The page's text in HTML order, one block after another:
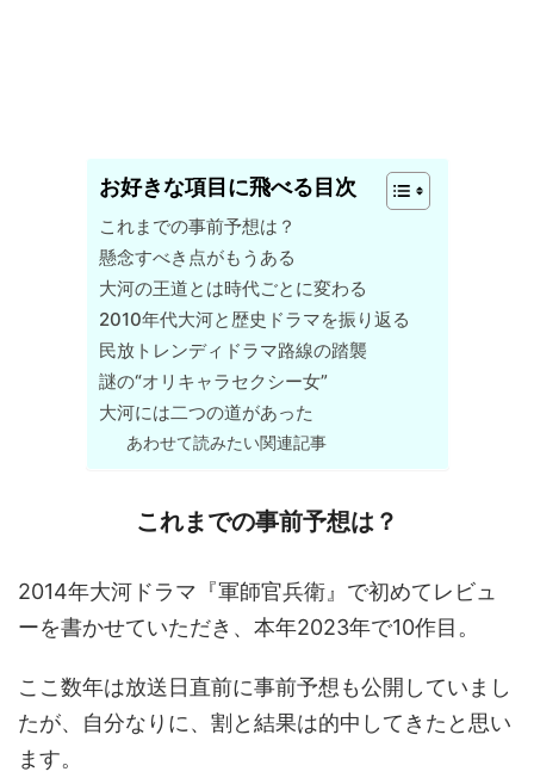
お好きな項目に飛べる目次
これまでの事前予想は？
懸念すべき点がもうある
大河の王道とは時代ごとに変わる
2010年代大河と歴史ドラマを振り返る
民放トレンディドラマ路線の踏襲
謎の“オリキャラセクシー女”
大河には二つの道があった
あわせて読みたい関連記事
これまでの事前予想は？
2014年大河ドラマ『軍師官兵衛』で初めてレビュ
ーを書かせていただき、本年2023年で10作目。
ここ数年は放送日直前に事前予想も公開していまし
たが、自分なりに、割と結果は的中してきたと思い
ます。